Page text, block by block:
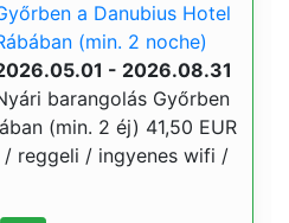
a Danubius Hotel
(min. 2 noche)
- 2026.08.31
barangolás Győrben
(min. 2 éj) 41,50 EUR
reggeli / ingyenes wifi /